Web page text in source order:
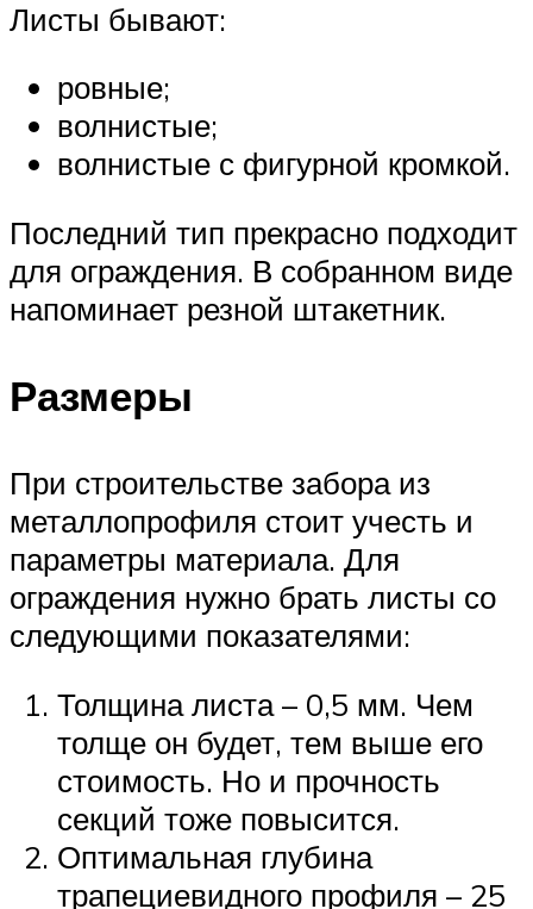
Листы бывают:
ровные;
волнистые;
волнистые с фигурной кромкой.
Последний тип прекрасно подходит
для ограждения. В собранном виде
напоминает резной штакетник.
Размеры
При строительстве забора из
металлопрофиля стоит учесть и
параметры материала. Для
ограждения нужно брать листы со
следующими показателями:
Толщина листа – 0,5 мм. Чем
толще он будет, тем выше его
стоимость. Но и прочность
секций тоже повысится.
Оптимальная глубина
трапециевидного профиля – 25